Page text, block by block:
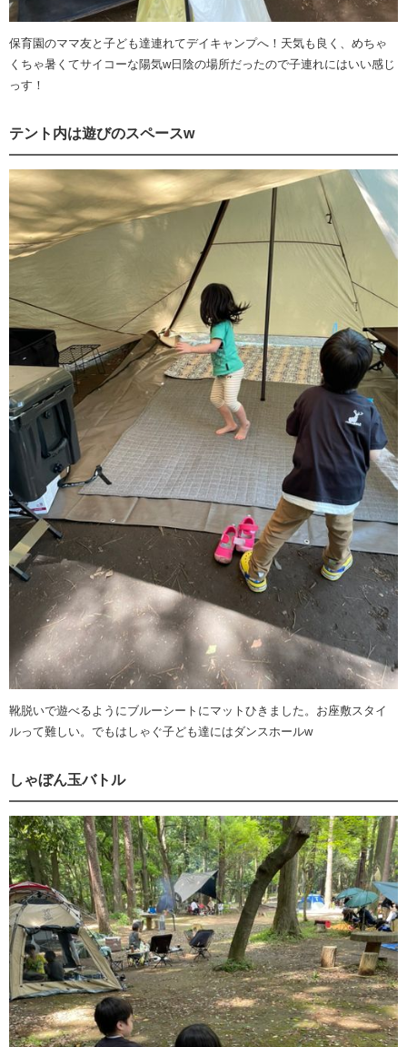
保育園のママ友と子ども達連れてデイキャンプへ！天気も良く、めちゃ
くちゃ暑くてサイコーな陽気w日陰の場所だったので子連れにはいい感じ
っす！
テント内は遊びのスペースw
靴脱いで遊べるようにブルーシートにマットひきました。お座敷スタイ
ルって難しい。でもはしゃぐ子ども達にはダンスホールw
しゃぼん玉バトル